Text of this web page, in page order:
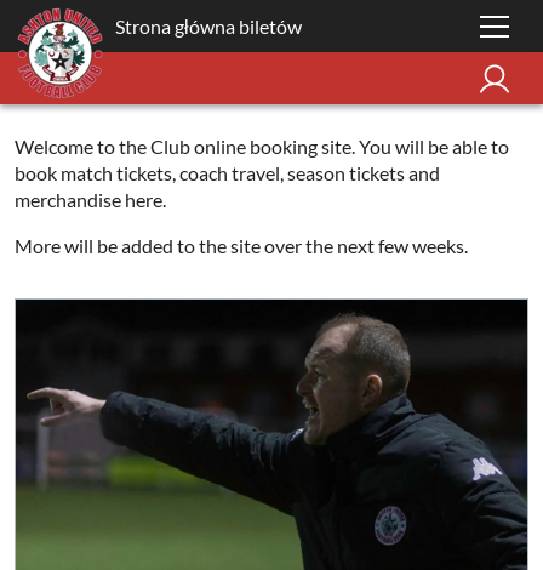
Strona główna biletów
Welcome to the Club online booking site. You will be able to
book match tickets, coach travel, season tickets and
merchandise here.
More will be added to the site over the next few weeks.